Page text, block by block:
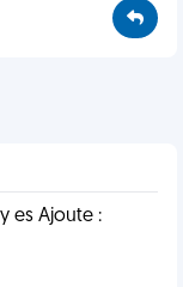
es Ajoute :